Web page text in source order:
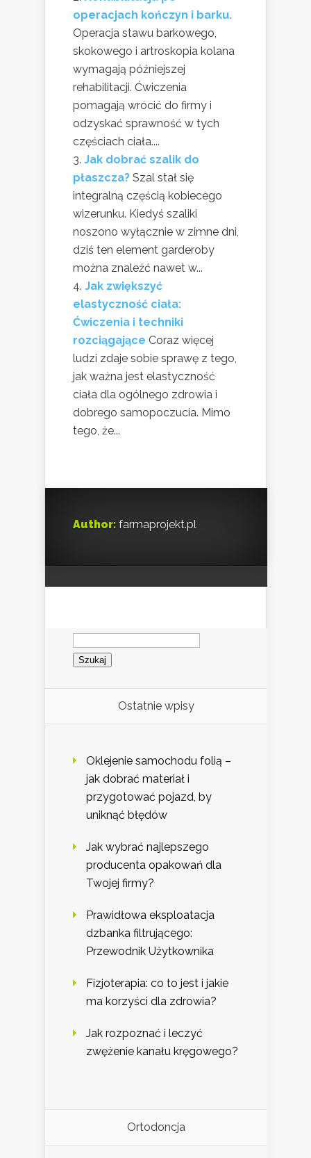
operacjach kończyn i barku.
Operacja stawu barkowego,
skokowego i artroskopia kolana
wymagają późniejszej
rehabilitacji. Ćwiczenia
pomagają wrócić do firmy i
odzyskać sprawność w tych
częściach ciała....
Jak dobrać szalik do
płaszcza? Szal stał się
integralną częścią kobiecego
wizerunku. Kiedyś szaliki
noszono wyłącznie w zimne dni,
dziś ten element garderoby
można znaleźć nawet w...
Jak zwiększyć
elastyczność ciała:
Ćwiczenia i techniki
rozciągające Coraz więcej
ludzi zdaje sobie sprawę z tego,
jak ważna jest elastyczność
ciała dla ogólnego zdrowia i
dobrego samopoczucia. Mimo
tego, że...
Author: farmaprojekt.pl
Szukaj:
Ostatnie wpisy
Oklejenie samochodu folią –
jak dobrać materiał i
przygotować pojazd, by
uniknąć błędów
Jak wybrać najlepszego
producenta opakowań dla
Twojej firmy?
Prawidłowa eksploatacja
dzbanka filtrującego:
Przewodnik Użytkownika
Fizjoterapia: co to jest i jakie
ma korzyści dla zdrowia?
Jak rozpoznać i leczyć
zwężenie kanału kręgowego?
Ortodoncja